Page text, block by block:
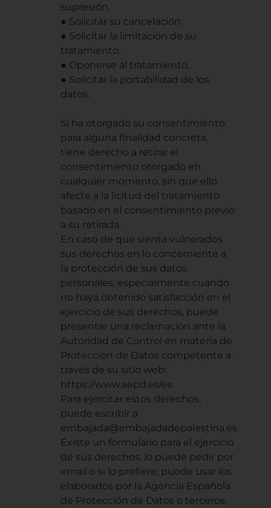
supresión.
● Solicitar su cancelación.
● Solicitar la limitación de su
tratamiento.
● Oponerse al tratamiento.
● Solicitar la portabilidad de los
datos.
Si ha otorgado su consentimiento
para alguna finalidad concreta,
tiene derecho a retirar el
consentimiento otorgado en
cualquier momento, sin que ello
afecte a la licitud del tratamiento
basado en el consentimiento previo
a su retirada.
En caso de que sienta vulnerados
sus derechos en lo concerniente a
la protección de sus datos
personales, especialmente cuando
no haya obtenido satisfacción en el
ejercicio de sus derechos, puede
presentar una reclamación ante la
Autoridad de Control en materia de
Protección de Datos competente a
través de su sitio web:
https://www.aepd.es/es
Para ejercitar estos derechos,
puede escribir a
embajada@embajadadepalestina.es.
Existe un formulario para el ejercicio
de sus derechos, lo puede pedir por
email o si lo prefiere, puede usar los
elaborados por la Agencia Española
de Protección de Datos o terceros.